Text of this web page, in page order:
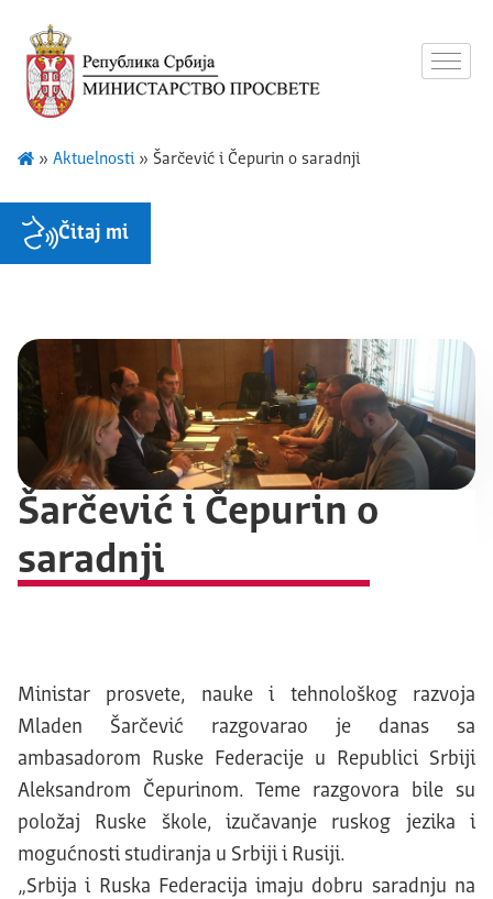
» Aktuelnosti» Šarčević i Čepurin o saradnji
Čitaj mi
Šarčević i Čepurin o
saradnji
Ministar prosvete, nauke i tehnološkog razvoja
Mladen Šarčević razgovarao je danas sa
ambasadorom Ruske Federacije u Republici Srbiji
Aleksandrom Čepurinom. Teme razgovora bile su
položaj Ruske škole, izučavanje ruskog jezika i
mogućnosti studiranja u Srbiji i Rusiji.
„Srbija i Ruska Federacija imaju dobru saradnju na